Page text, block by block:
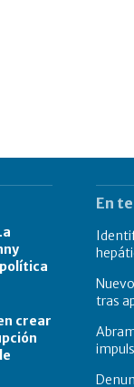
crear
En
tras